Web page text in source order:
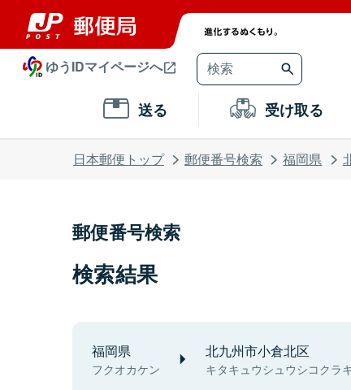
ゆうIDマイページへ
送る 受け取る
日本郵便トップ 郵便番号検索 福岡県
郵便番号検索
検索結果
福岡県
フクオカケン
北九州市小倉北区
キタキュウシュウシコクラ